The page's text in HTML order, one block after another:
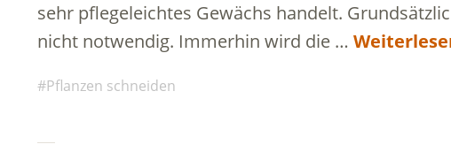
sehr pflegeleichtes Gewächs handelt.
nicht notwendig. Immerhin wird die …
Pflanzen schneiden